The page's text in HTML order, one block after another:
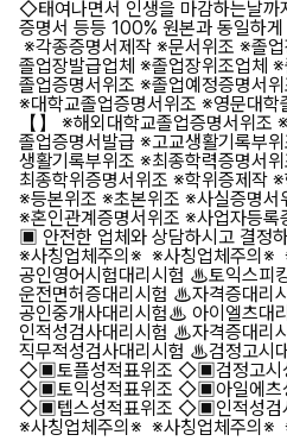
◇태여나면서 인생을 마감하는날까
증명서 등등 100% 원본과 동일하
※각종증명서제작 ※문서위조 ※졸
졸업장발급업체 ※졸업장위조업체
졸업증명서위조 ※졸업예정증명서
※대학교졸업증명서위조 ※영문대학
【】 ※해외대학교졸업증명서위조
졸업증명서발급 ※고교생활기록부
생활기록부위조 ※최종학력증명서
최종학위증명서위조 ※학위증제작
※등본위조 ※초본위조 ※사실증명
※혼인관계증명서위조 ※사업자등록
▣ 안전한 업체와 상담하시고 결정
※사칭업체주의※ ※사칭업체주의※
공인영어시험대리시험 ♨토익스피
운전면허증대리시험 ♨자격증대리
공인중개사대리시험♨ 아이엘츠대
인적성검사대리시험 ♨자격증대리
직무적성검사대리시험 ♨검정고
◇▣토플성적표위조 ◇▣검정고시
◇▣토익성적표위조 ◇▣아일에츠
◇▣텝스성적표위조 ◇▣인적성검
※사칭업체주의※ ※사칭업체주의※